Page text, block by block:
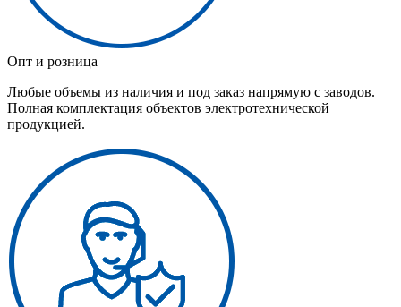
Опт и розница
Любые объемы из наличия и под заказ напрямую с заводов.
Полная комплектация объектов электротехнической
продукцией.